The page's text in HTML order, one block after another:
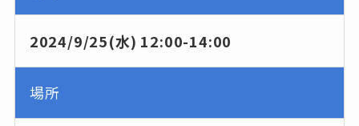
2024/9/25(水) 12:00-14:00
場所